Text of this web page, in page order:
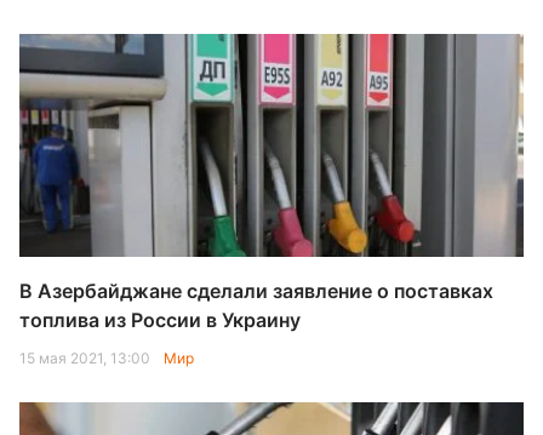
В Азербайджане сделали заявление о поставках
топлива из России в Украину
15 мая 2021, 13:00 Мир